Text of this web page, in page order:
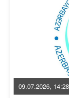
09.07.2026, 14:28